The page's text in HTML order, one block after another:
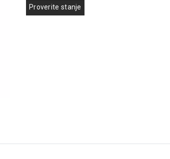
Proverite stanje